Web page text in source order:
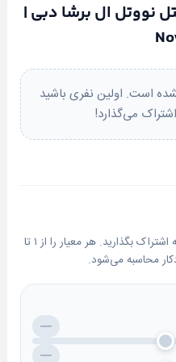
مدرن و
اتاق‌ها مجهز به
تخت،مینی‌بارو سیستم
نیز دارای منظره‌ای زیبا از
با بهترین قیمت و
است. این سایت با
به شما کمک می‌کند تا
کنید.
نووتل ال برشا دبی |
است. اولین نفری باشید
می‌گذارد!
تجربه خود را درباره این تور با دیگران به اشتراک بگذارید. هر معیار را از ۱ تا
—
—